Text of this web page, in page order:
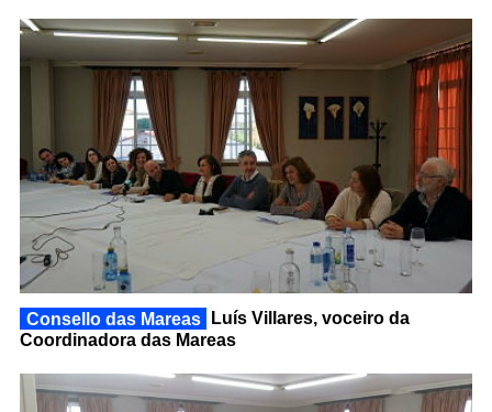
Consello das Mareas
Luís Villares, voceiro da
Coordinadora das Mareas